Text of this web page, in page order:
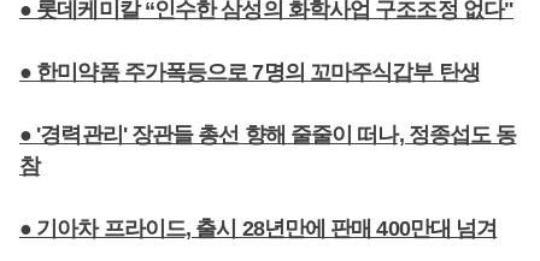
● 롯데케미칼 “인수한 삼성의 화학사업 구조조정 없다"
● 한미약품 주가폭등으로 7명의 꼬마주식갑부 탄생
● '경력관리' 장관들 총선 향해 줄줄이 떠나, 정종섭도 동
참
● 기아차 프라이드, 출시 28년만에 판매 400만대 넘겨